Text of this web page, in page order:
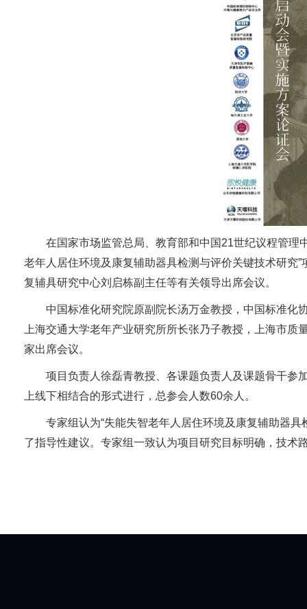
在国家市场监管总局、教育部和中国21世纪议程管理
老年人居住环境及康复辅助器具检测与评价关键技术研
复辅具研究中心刘启栋副主任等有关领导出席会议。
中国标准化研究院原副院长汤万金教授，中国标准化
上海交通大学老年产业研究所所长张乃子教授，上海市
家出席会议。
项目负责人徐磊青教授、各课题负责人及课题骨干参
上线下相结合的形式进行，总参会人数60余人。
专家组认为“失能失智老年人居住环境及康复辅助器
了指导性建议。专家组一致认为项目研究目标明确，技术